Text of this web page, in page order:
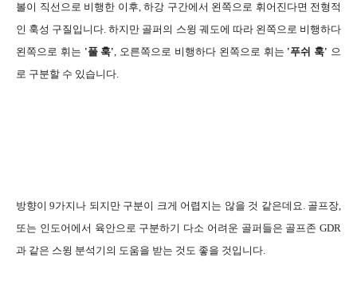
볼이 직선으로 비행한 이후, 하강 구간에서 왼쪽으로 휘어진다면 전형적
인 훅성 구질입니다. 하지만 골퍼의 스윙 궤도에 따라 왼쪽으로 비행하다
왼쪽으로 휘는 '풀 훅', 오른쪽으로 비행하다 왼쪽으로 휘는 '푸쉬 훅' 으
로 구분할 수 있습니다.
방향이 9가지나 되지만 구분이 크게 어렵지는 않을 것 같은데요. 골프장,
또는 인도어에서 육안으로 구분하기 다소 어려운 골퍼들은 골프존 GDR
과 같은 스윙 분석기의 도움을 받는 것도 좋을 것입니다.